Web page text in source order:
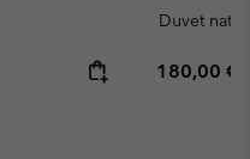
Duvet
Regular
180,00 €